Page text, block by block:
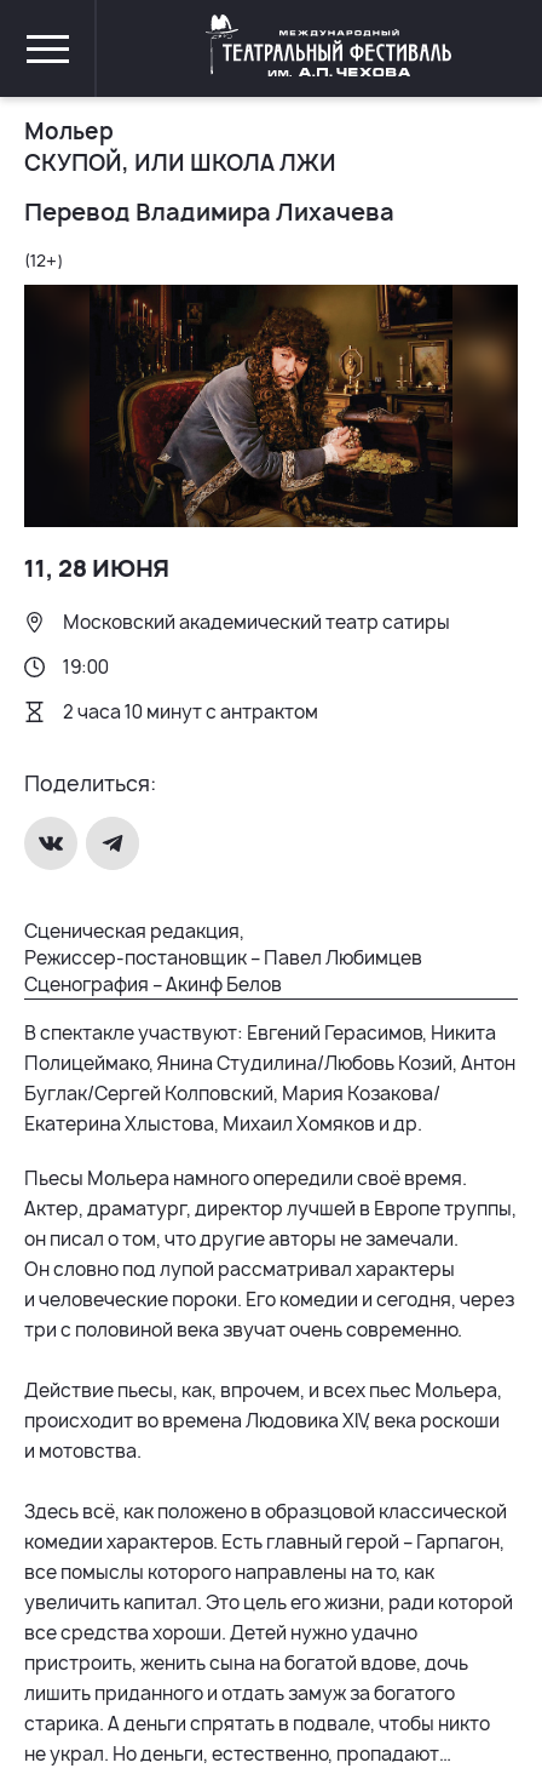
Мольер
СКУПОЙ, ИЛИ ШКОЛА ЛЖИ
Перевод Владимира Лихачева
(12+)
Сценическая редакция,
Режиссер-постановщик – Павел Любимцев
Сценография – Акинф Белов
В спектакле участвуют: Евгений Герасимов, Никита
Полицеймако, Янина Студилина/Любовь Козий, Антон
Буглак/Сергей Колповский, Мария Козакова/
Екатерина Хлыстова, Михаил Хомяков и др.
Пьесы Мольера намного опередили своё время.
Актер, драматург, директор лучшей в Европе труппы,
он писал о том, что другие авторы не замечали.
Он словно под лупой рассматривал характеры
и человеческие пороки. Его комедии и сегодня, через
три с половиной века звучат очень современно.
Действие пьесы, как, впрочем, и всех пьес Мольера,
происходит во времена Людовика XIV, века роскоши
и мотовства.
Здесь всё, как положено в образцовой классической
комедии характеров. Есть главный герой – Гарпагон,
все помыслы которого направлены на то, как
увеличить капитал. Это цель его жизни, ради которой
все средства хороши. Детей нужно удачно
пристроить, женить сына на богатой вдове, дочь
лишить приданного и отдать замуж за богатого
старика. А деньги спрятать в подвале, чтобы никто
не украл. Но деньги, естественно, пропадают…
11, 28 ИЮНЯ
Московский академический театр сатиры
19:00
2 часа 10 минут с антрактом
Поделиться: